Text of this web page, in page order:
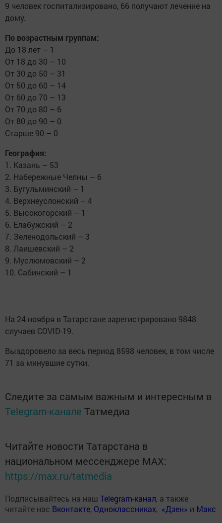
9 человек госпитализировано, 66 получают лечение на
дому.
По возрастным группам:
До 18 лет – 1
От 18 до 30 – 10
От 30 до 50 – 31
От 50 до 60 – 14
От 60 до 70 – 13
От 70 до 80 – 6
От 80 до 90 – 0
Старше 90 – 0
География:
1. Казань – 53
2. Набережные Челны – 6
3. Бугульминский – 1
4. Верхнеуслонский – 4
5. Высокогорский – 1
6. Елабужский – 2
7. Зеленодольский – 3
8. Лаишевский – 2
9. Муслюмовский – 2
10. Сабинский – 1
На 24 ноября в Татарстане зарегистрировано 9848
случаев COVID-19.
Выздоровело за весь период 8598 человек, в том числе
71 за минувшие сутки.
Следите за самым важным и интересным в
Telegram-канале Татмедиа
Читайте новости Татарстана в
национальном мессенджере MАХ:
https://max.ru/tatmedia
Подписывайтесь на наш Telegram-канал, а также
читайте нас Вконтакте, Одноклассниках, «Дзен» и Макс